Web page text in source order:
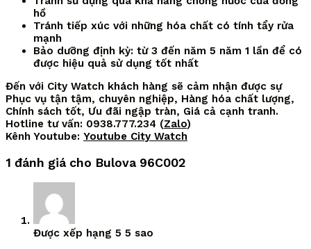
hồ
Tránh tiếp xúc với những hóa chất có tính tẩy rửa
mạnh
Bảo dưỡng định kỳ: từ 3 đến năm 5 năm 1 lần để có
được hiệu quả sử dụng tốt nhất
Đến với City Watch khách hàng sẽ cảm nhận được sự
Phục vụ tận tậm, chuyên nghiệp, Hàng hóa chất lượng,
Chính sách tốt, Ưu đãi ngập tràn, Giá cả cạnh tranh.
Hotline tư vấn: 0938.777.234 (Zalo)
Kênh Youtube: Youtube City Watch
1 đánh giá cho Bulova 96C002
Được xếp hạng 5 5 sao